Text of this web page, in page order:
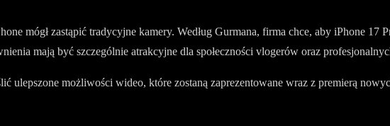
mógł zastąpić tradycyjne kamery. Według Gurmana, firma chce, aby iPhone 17
mają być szczególnie atrakcyjne dla społeczności vlogerów oraz
ulepszone możliwości wideo, które zostaną zaprezentowane wraz z premierą